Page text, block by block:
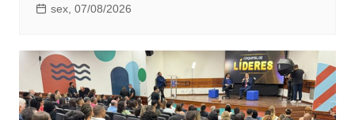
sex, 07/08/2026